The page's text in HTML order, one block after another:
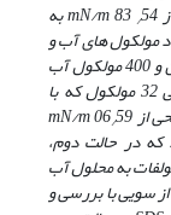
mN/m83 /54 به
مولکول­ های آب و
عنی 60 مولکول دودکان و 400 مولکول آب
عنی 32 مولکول که با
از mN/m06/59
که در حالت دوم،
به محلول آب
سویی با بررسی و